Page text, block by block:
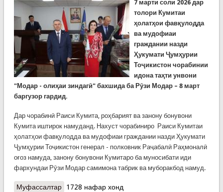
7 марти соли 2026 дар
толори Кумитаи
ҳолатҳои фавқулодда
ва мудофиаи
граждании назди
Ҳукумати Ҷумҳурии
Тоҷикистон чорабинии
идона таҳти унвони
"Модар - олиҳаи зиндагӣ" бахшида ба Рӯзи Модар – 8 март
баргузор гардид.
Дар чорабинӣ Раиси Кумита, роҳбарият ва занону бонувони
Кумита иштирок намуданд. Нахуст чорабиниро Раиси Кумитаи
ҳолатҳои фавқулодда ва мудофиаи граждании назди Ҳукумати
Ҷумҳурии Тоҷикистон генерал - полковник Раҷабалӣ Раҳмоналӣ
оғоз намуда, занону бонувони Кумитаро ба муносибати иди
фархундаи Рӯзи Модар самимона табрик ва муборакбод намуд.
Муфассалтаро КҲФ: Таҷлили Рӯзи Модар дар Кумитаи
1728 нафар хонд